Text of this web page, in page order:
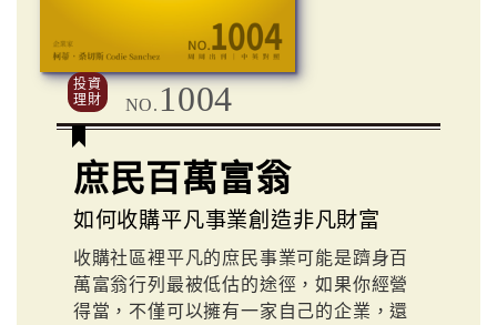
投資
理財
NO. 1004
庶民百萬富翁
如何收購平凡事業創造非凡財富
收購社區裡平凡的庶民事業可能是躋身百
萬富翁行列最被低估的途徑，如果你經營
得當，不僅可以擁有一家自己的企業，還